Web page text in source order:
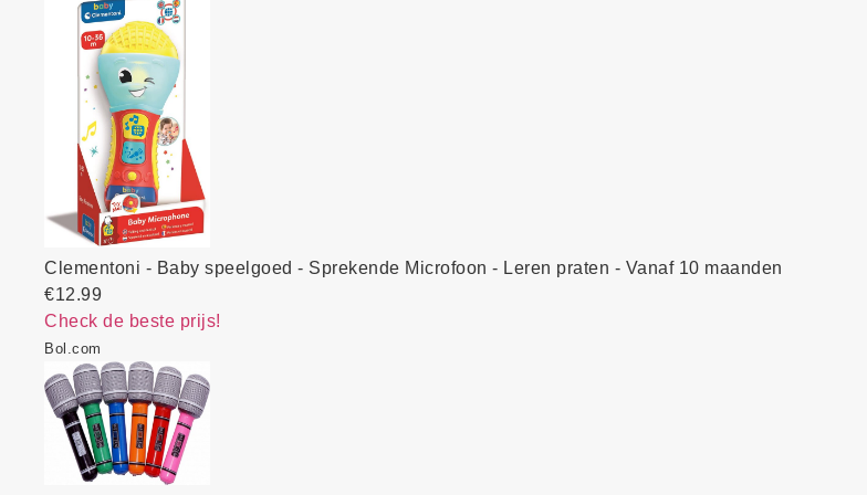
Clementoni - Baby speelgoed - Sprekende Microfoon - Leren praten - Vanaf 10 maanden
€12.99
Check de beste prijs!
Bol.com